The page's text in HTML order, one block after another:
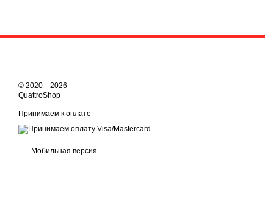
© 2020—2026
QuattroShop
Принимаем к оплате
Мобильная версия